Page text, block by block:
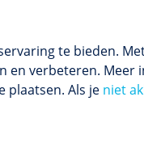
te bieden.
en verbeteren.
plaatsen. Als je niet
vragen